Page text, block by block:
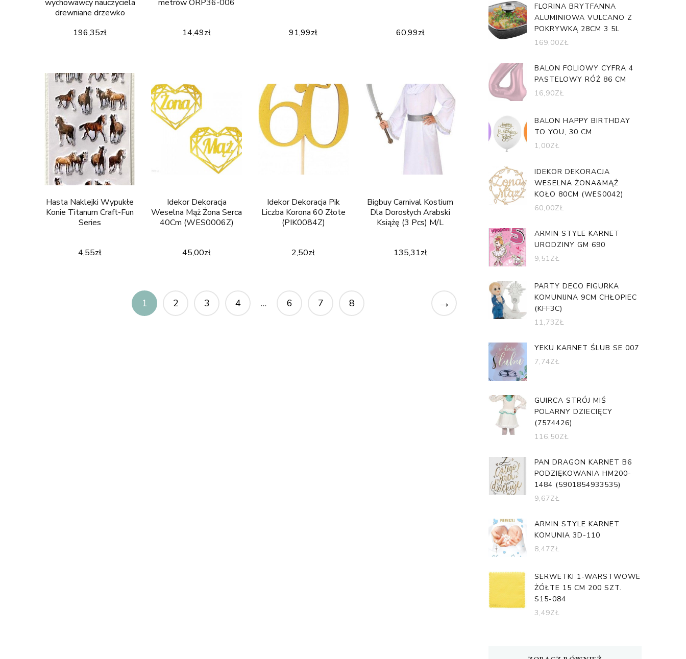
wychowawcy nauczyciela
drewniane drzewko
196,35zł
metrów ORP36-006
14,49zł 91,99zł 60,99zł
Hasta Naklejki Wypukłe
Konie Titanum Craft-Fun
Series
4,55zł
Idekor Dekoracja
Weselna Mąż Żona Serca
40Cm (WES0006Z)
45,00zł
Idekor Dekoracja Pik
Liczba Korona 60 Złote
(PIK0084Z)
2,50zł
Bigbuy Carnival Kostium
Dla Dorosłych Arabski
Książę (3 Pcs) M/L
135,31zł
1 2 3 4 … 6 7 8 →
FLORINA BRYTFANNA
ALUMINIOWA VULCANO Z
POKRYWKĄ 28CM 3 5L
169,00ZŁ
BALON FOLIOWY CYFRA 4
PASTELOWY RÓŻ 86 CM
16,90ZŁ
BALON HAPPY BIRTHDAY
TO YOU, 30 CM
1,00ZŁ
IDEKOR DEKORACJA
WESELNA ŻONA&MĄŻ
KOŁO 80CM (WES0042)
60,00ZŁ
ARMIN STYLE KARNET
URODZINY GM 690
9,51ZŁ
PARTY DECO FIGURKA
KOMUNIJNA 9CM CHŁOPIEC
(KFF3C)
11,73ZŁ
YEKU KARNET ŚLUB SE 007
7,74ZŁ
GUIRCA STRÓJ MIŚ
POLARNY DZIECIĘCY
(7574426)
116,50ZŁ
PAN DRAGON KARNET B6
PODZIĘKOWANIA HM200-
1484 (5901854933535)
9,67ZŁ
ARMIN STYLE KARNET
KOMUNIA 3D-110
8,47ZŁ
SERWETKI 1-WARSTWOWE
ŻÓŁTE 15 CM 200 SZT.
S15-084
3,49ZŁ